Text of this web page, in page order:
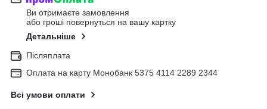
Ви отримаєте замовлення
або гроші повернуться на вашу картку
Детальніше
Післяплата
Оплата на карту Монобанк 5375 4114 2289 2344
Всі умови оплати